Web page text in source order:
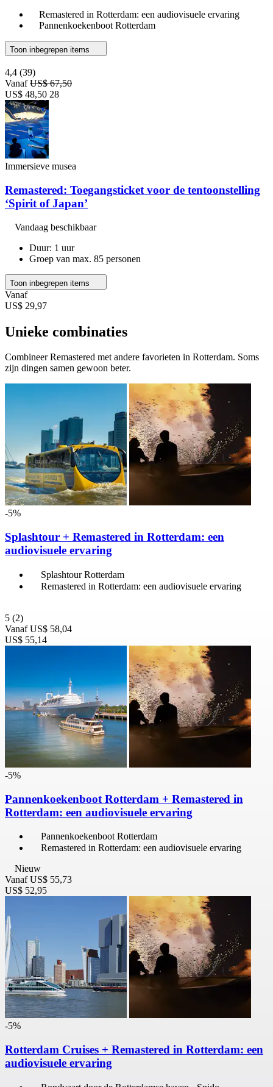
Remastered in Rotterdam: een audiovisuele ervaring
Pannenkoekenboot Rotterdam
Toon inbegrepen items
4,4 (39)
VanafUS$ 67,50
US$ 48,50 28
Immersieve musea
Remastered: Toegangsticket voor de tentoonstelling
‘Spirit of Japan’
Vandaag beschikbaar
Duur: 1 uur
Groep van max. 85 personen
Toon inbegrepen items
Vanaf
US$ 29,97
Unieke combinaties
Combineer Remastered met andere favorieten in Rotterdam. Soms
zijn dingen samen gewoon beter.
-5%
Splashtour + Remastered in Rotterdam: een
audiovisuele ervaring
Splashtour Rotterdam
Remastered in Rotterdam: een audiovisuele ervaring
5 (2)
Vanaf US$ 58,04
US$ 55,14
-5%
Pannenkoekenboot Rotterdam + Remastered in
Rotterdam: een audiovisuele ervaring
Pannenkoekenboot Rotterdam
Remastered in Rotterdam: een audiovisuele ervaring
Nieuw
Vanaf US$ 55,73
US$ 52,95
-5%
Rotterdam Cruises + Remastered in Rotterdam: een
audiovisuele ervaring